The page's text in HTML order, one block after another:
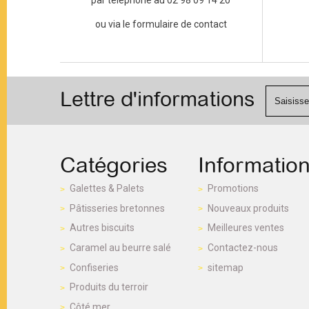
ou via le formulaire de contact
Lettre d'informations
Catégories
Galettes & Palets
Pâtisseries bretonnes
Autres biscuits
Caramel au beurre salé
Confiseries
Produits du terroir
Côté mer
Promotions
Nouveaux produits
Meilleures ventes
Contactez-nous
sitemap